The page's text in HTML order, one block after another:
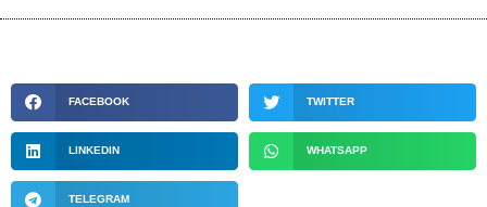
FACEBOOK TWITTER
LINKEDIN WHATSAPP
TELEGRAM